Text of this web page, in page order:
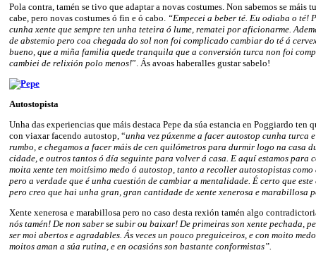
Pola contra, tamén se tivo que adaptar a novas costumes. Non sabemos se máis
cabe, pero novas costumes ó fin e ó cabo. “Empecei a beber té. Eu odiaba o té!
cunha xente que sempre ten unha teteira ó lume, rematei por aficionarme.
de abstemio pero coa chegada do sol non foi complicado cambiar do té á
bueno, que a miña familia quede tranquila que a conversión turca non foi
cambiei de relixión polo menos!”. Ás avoas haberalles gustar sabelo!
Autostopista
Unha das experiencias que máis destaca Pepe da súa estancia en Poggiardo ten
con viaxar facendo autostop, “unha vez púxenme a facer autostop cunha turca
rumbo, e chegamos a facer máis de cen quilómetros para durmir logo na casa
cidade, e outros tantos ó día seguinte para volver á casa. E aquí estamos para
moita xente ten moitísimo medo ó autostop, tanto a recoller autostopistas
pero a verdade que é unha cuestión de cambiar a mentalidade. É certo que
pero creo que hai unha gran, gran cantidade de xente xenerosa e marabillosa
Xente xenerosa e marabillosa pero no caso desta rexión tamén algo
nós tamén! De non saber se subir ou baixar! De primeiras son xente pechada,
ser moi abertos e agradables. Ás veces un pouco preguiceiros, e con moito
moitos aman a súa rutina, e en ocasións son bastante conformistas”.